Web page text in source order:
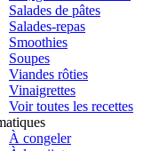
Salades de pâtes
Salades-repas
Smoothies
Soupes
Viandes rôties
Vinaigrettes
Voir toutes les recettes
À congeler